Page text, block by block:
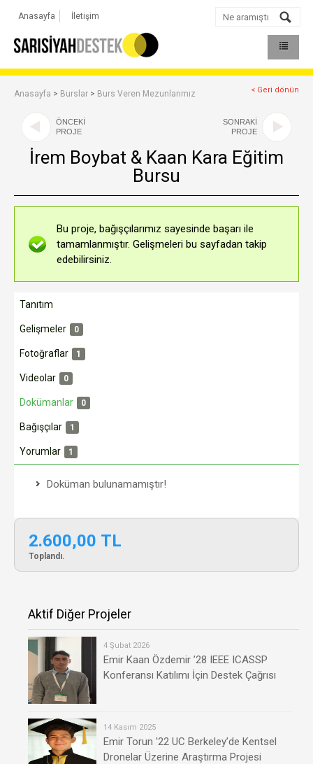
Anasayfa İletişim
Anasayfa > Burslar > Burs Veren Mezunlarımız < Geri dönün
ÖNCEKİ
PROJE
İrem Boybat & Kaan Kara Eğitim
Bursu
SONRAKİ
PROJE
Bu proje, bağışçılarımız sayesinde başarı ile
tamamlanmıştır. Gelişmeleri bu sayfadan takip
edebilirsiniz.
Tanıtım
Gelişmeler 0
Fotoğraflar 1
Videolar 0
Dokümanlar 0
Bağışçılar 1
Yorumlar 1
Doküman bulunamamıştır!
2.600,00 TL
Toplandı.
Aktif Diğer Projeler
4 Şubat 2026
Emir Kaan Özdemir ’28 IEEE ICASSP
Konferansı Katılımı İçin Destek Çağrısı
14 Kasım 2025
Emir Torun '22 UC Berkeley’de Kentsel
Dronelar Üzerine Araştırma Projesi